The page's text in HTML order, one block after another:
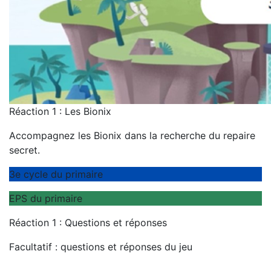
Réaction 1 : Les Bionix
Accompagnez les Bionix dans la recherche du repaire
secret.
3e cycle du primaire
EPS du primaire
Réaction 1 : Questions et réponses
Facultatif : questions et réponses du jeu